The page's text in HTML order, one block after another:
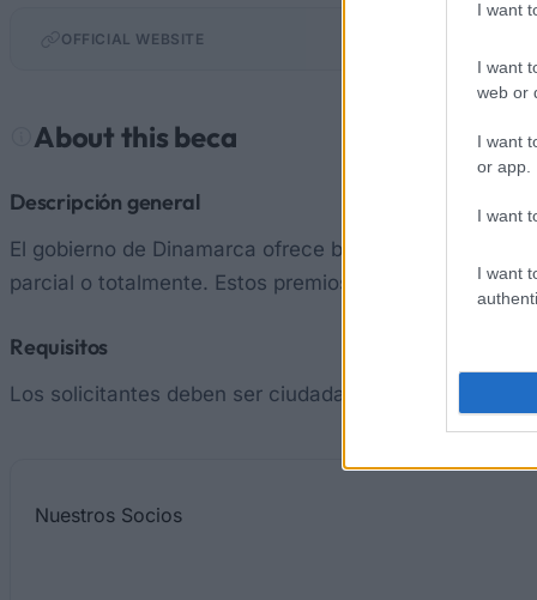
I want
I want
web or
I want
or app.
I want
I want
OFFICIAL WEBSITE
About this beca
Descripción general
El gobierno de Dinamarca ofrece becas para
parcial o totalmente. Estos premios son para
Requisitos
Los solicitantes deben ser ciudadanos daneses.
Nuestros Socios